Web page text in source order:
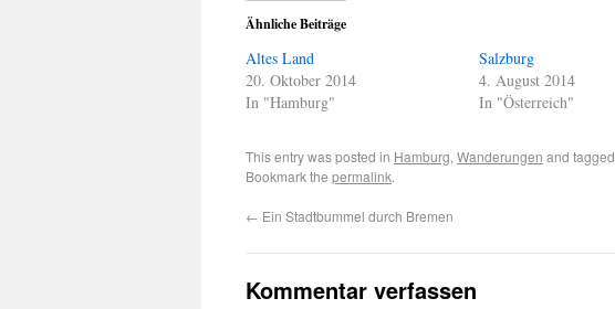
Ähnliche Beiträge
Altes Land
20. Oktober 2014
In "Hamburg"
Salzburg
4. August 2014
In "Österreich"
This entry was posted in Hamburg, Wanderungen and tagged
Bookmark the permalink.
← Ein Stadtbummel durch Bremen
Kommentar verfassen